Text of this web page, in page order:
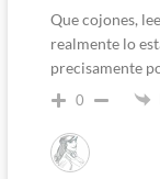
Que cojones,
realmente lo
precisamente
0